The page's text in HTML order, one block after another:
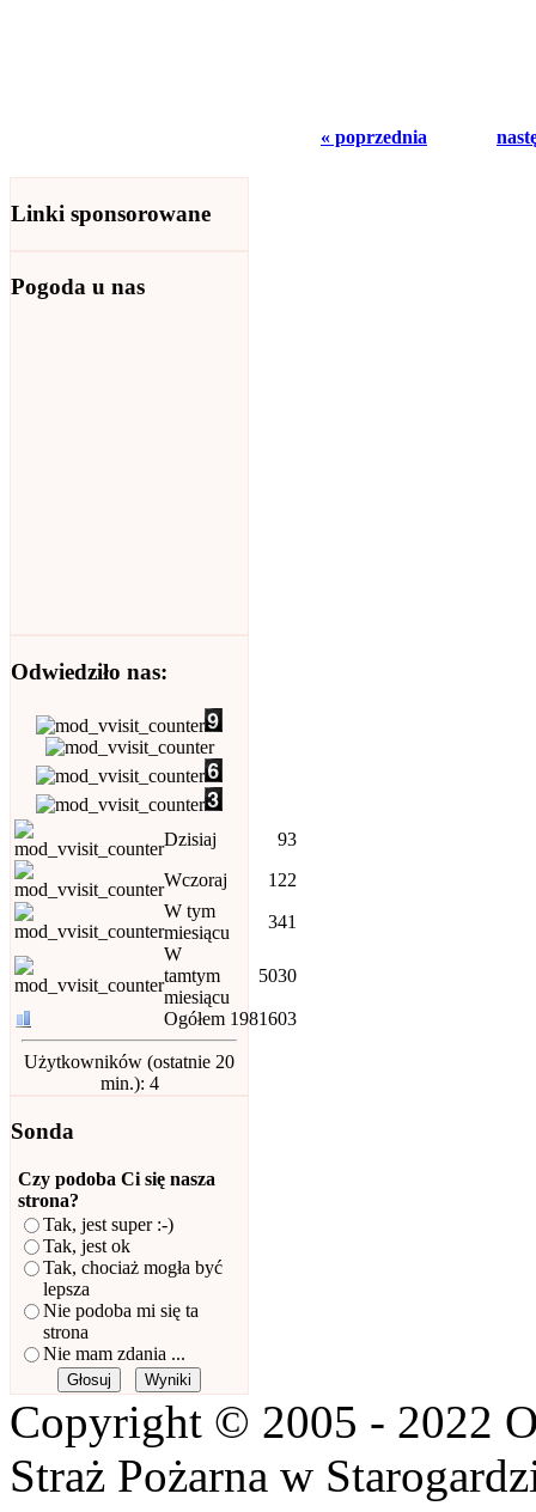
« poprzednia
Linki sponsorowane
Pogoda u nas
Odwiedziło nas:
Dzisiaj
93
Wczoraj
122
W tym
miesiącu
341
W
tamtym
miesiącu
5030
Ogółem 1981603
Użytkowników (ostatnie 20
min.): 4
Sonda
Czy podoba Ci się nasza
strona?
Tak, jest super :-)
Tak, jest ok
Tak, chociaż mogła być
lepsza
Nie podoba mi się ta
strona
Nie mam zdania ...
Copyright © 2005 - 2022
Straż Pożarna w